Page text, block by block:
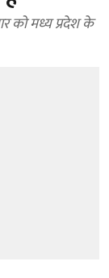
को मध्य प्रदेश के